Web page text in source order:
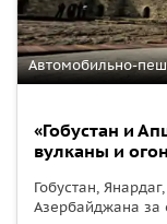
Автомобильно-
«Гобустан и
вулканы и
Гобустан,
Азербайджана за